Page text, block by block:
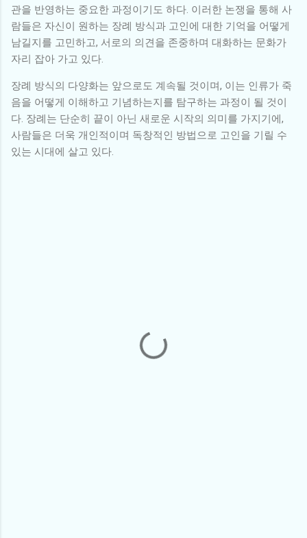
관을 반영하는 중요한 과정이기도 하다. 이러한 논쟁을 통해 사
람들은 자신이 원하는 장례 방식과 고인에 대한 기억을 어떻게
남길지를 고민하고, 서로의 의견을 존중하며 대화하는 문화가
자리 잡아 가고 있다.
장례 방식의 다양화는 앞으로도 계속될 것이며, 이는 인류가 죽
음을 어떻게 이해하고 기념하는지를 탐구하는 과정이 될 것이
다. 장례는 단순히 끝이 아닌 새로운 시작의 의미를 가지기에,
사람들은 더욱 개인적이며 독창적인 방법으로 고인을 기릴 수
있는 시대에 살고 있다.